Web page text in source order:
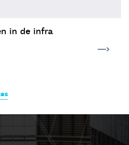
in de infra